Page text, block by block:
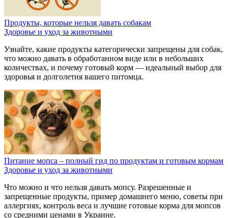
Продукты, которые нельзя давать собакам
Здоровье и уход за животными
Узнайте, какие продукты категорически запрещены для собак,
что можно давать в обработанном виде или в небольших
количествах, и почему готовый корм — идеальный выбор для
здоровья и долголетия вашего питомца.
Питание мопса – полный гид по продуктам и готовым кормам
Здоровье и уход за животными
Что можно и что нельзя давать мопсу. Разрешенные и
запрещенные продукты, пример домашнего меню, советы при
аллергиях, контроль веса и лучшие готовые корма для мопсов
со средними ценами в Украине.